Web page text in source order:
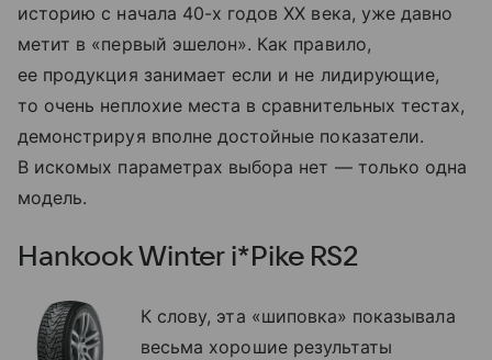
историю с начала 40-х годов XX века, уже давно
метит в «первый эшелон». Как правило,
ее продукция занимает если и не лидирующие,
то очень неплохие места в сравнительных тестах,
демонстрируя вполне достойные показатели.
В искомых параметрах выбора нет — только одна
модель.
Hankook Winter i*Pike RS2
К слову, эта «шиповка» показывала
весьма хорошие результаты